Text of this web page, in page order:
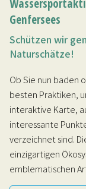
Genfersees
Schützen wir
Naturschätze!
Ob Sie nun baden
besten Praktiken,
interaktive Karte,
interessante
verzeichnet sind.
einzigartigen
emblematischen